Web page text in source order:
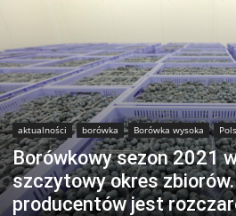
aktualności borówka Borówka wysoka
Borówkowy sezon 2021
szczytowy okres
producentów jest